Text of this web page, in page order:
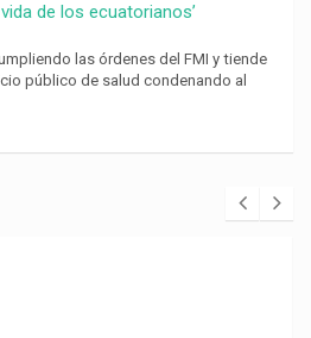
de los ecuatorianos’
las órdenes del FMI y tiende
público de salud condenando al